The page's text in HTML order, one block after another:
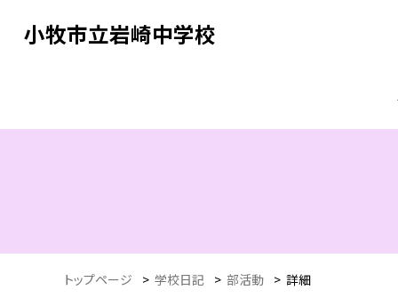
小牧市立岩崎中学校
トップページ > 学校日記 > 部活動 > 詳細